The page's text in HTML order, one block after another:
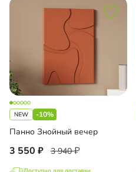
-10%
Панно Знойный вечер
3 550 3 940